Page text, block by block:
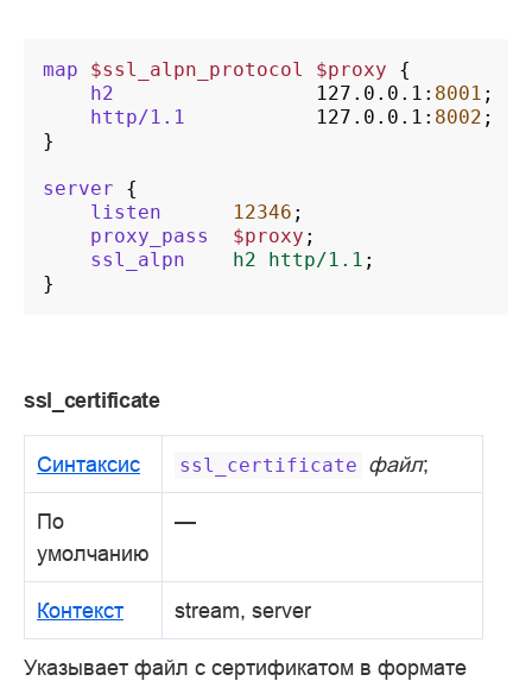
map $ssl_alpn_protocol $proxy
{
h2
127.0.0.1 : 8001 ;
http/1.1
127.0.0.1 : 8002 ;
}
server
{
listen
12346 ;
proxy_pass
$proxy ;
ssl_alpn
h2 http/1.1 ;
}
ssl_certificate
Синтаксис ssl_certificate файл;
По
умолчанию
—
Контекст stream, server
Указывает файл с сертификатом в формате